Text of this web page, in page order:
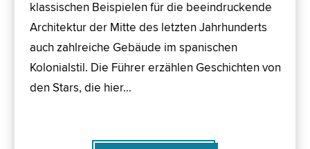
klassischen Beispielen für die beeindruckende
Architektur der Mitte des letzten Jahrhunderts
auch zahlreiche Gebäude im spanischen
Kolonialstil. Die Führer erzählen Geschichten von
den Stars, die hier…